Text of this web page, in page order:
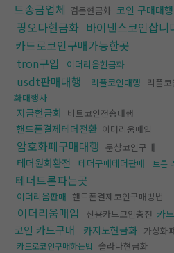
트송금업체 검돈현금화 코인 구매대
핑오다현금화 바이낸스코인삽니
카드로코인구매가능한곳
tron구입
이더리움현금화
usdt판매대행 리플코인대행 리플
화대행사
자금현금화 비트코인전송대행
핸드폰결제테더전환 이더리움매입
암호화폐구매대행 문상코인구매
테더원화환전 테더구매테더판매 트론
테더트론파는곳
이더리움판매 핸드폰결제코인구매방법
이더리움매입 신용카드코인충전 카
코인 카드구매
카지노현금화 가상화
카드로코인구매하는법 솔라나현금화